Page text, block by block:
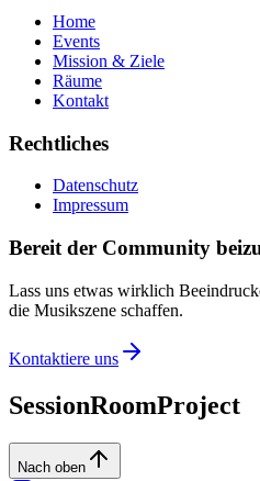
Home
Events
Mission & Ziele
Räume
Kontakt
Rechtliches
Datenschutz
Impressum
Bereit der Community
Lass uns etwas wirklich
die Musikszene schaffen.
Kontaktiere uns
SessionRoomProject
Nach oben